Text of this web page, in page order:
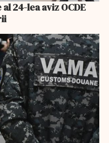
24-lea aviz OCDE